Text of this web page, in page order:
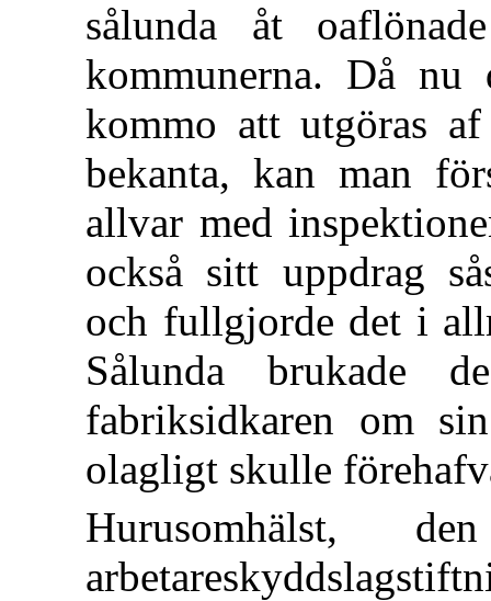
sålunda åt
kommunerna. Då nu
kommo att utgöras
bekanta, kan man
allvar med
också sitt uppdrag
och fullgjorde det i
Sålunda brukade
fabriksidkaren om
olagligt skulle
Hurusomhälst,